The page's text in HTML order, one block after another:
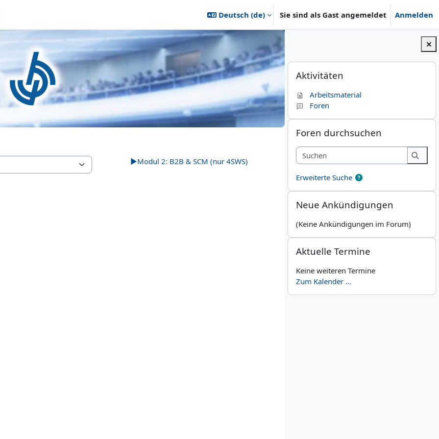
Deutsch ‎(de)‎ Sie sind als Gast angemeldet Anmelden
Blöcke
Aktivitäten überspringen
Aktivitäten
Arbeitsmaterial
Foren
Foren durchsuchen überspringen
Foren durchsuchen
Suchen
Erweiterte Suche
Neue Ankündigungen überspringen
Neue Ankündigungen
(Keine Ankündigungen im Forum)
Aktuelle Termine überspringen
Aktuelle Termine
Keine weiteren Termine
Zum Kalender ...
Demokurse
vhb-ecommerce_demo
& Potenziale
Modul 2: B2B & SCM (nur 4SWS)
▶︎Modul 2: B2B & SCM (nur 4SWS)